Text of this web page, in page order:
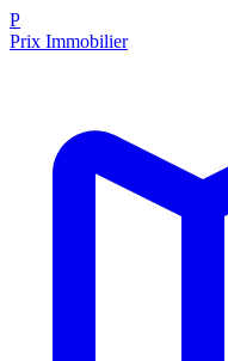
P
Prix Immobilier